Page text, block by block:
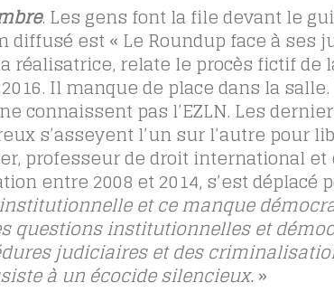
. Les gens font la file devant le
diffusé est « Le Roundup face à ses
réalisatrice, relate le procès fictif
Il manque de place dans la
connaissent pas l’EZLN. Les
s’asseyent l’un sur l’autre pour
professeur de droit international
entre 2008 et 2014, s’est
et ce manque
questions institutionnelles et
judiciaires et des
à un écocide silencieux.»